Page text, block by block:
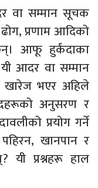
वा सम्मान सूचक
प्रणाम आदिको
आफू हुर्कंदाका
आदर वा सम्मान
भएर अहिले
अनुसरण र
प्रयोग गर्ने
खानपान र
यी प्रश्नहरू हाल